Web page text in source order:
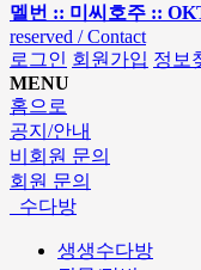
멜번 :: 미씨호주 ::
reserved / Contact
로그인 회원가입 정보
MENU
홈으로
공지/안내
비회원 문의
회원 문의
수다방
생생수다방